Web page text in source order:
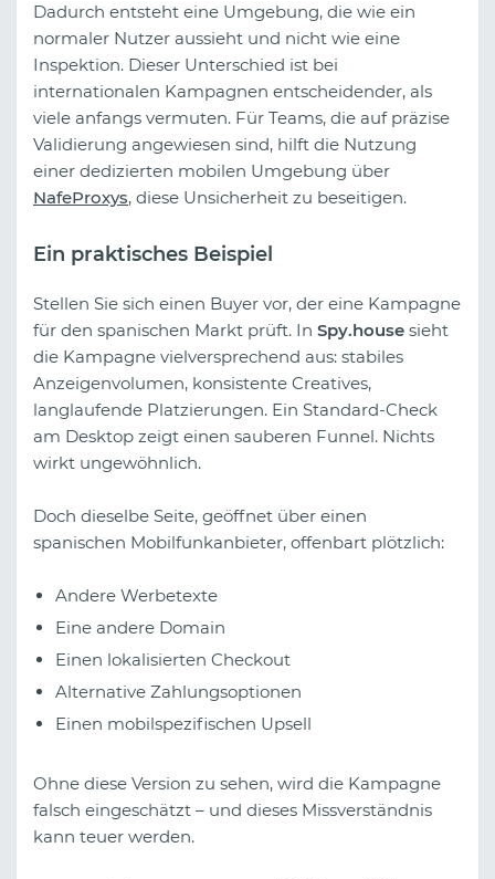
Dadurch entsteht eine Umgebung, die wie ein
normaler Nutzer aussieht und nicht wie eine
Inspektion. Dieser Unterschied ist bei
internationalen Kampagnen entscheidender, als
viele anfangs vermuten. Für Teams, die auf präzise
Validierung angewiesen sind, hilft die Nutzung
einer dedizierten mobilen Umgebung über
NafeProxys, diese Unsicherheit zu beseitigen.
Ein praktisches Beispiel
Stellen Sie sich einen Buyer vor, der eine Kampagne
für den spanischen Markt prüft. In Spy.house sieht
die Kampagne vielversprechend aus: stabiles
Anzeigenvolumen, konsistente Creatives,
langlaufende Platzierungen. Ein Standard-Check
am Desktop zeigt einen sauberen Funnel. Nichts
wirkt ungewöhnlich.
Doch dieselbe Seite, geöffnet über einen
spanischen Mobilfunkanbieter, offenbart plötzlich:
Andere Werbetexte
Eine andere Domain
Einen lokalisierten Checkout
Alternative Zahlungsoptionen
Einen mobilspezifischen Upsell
Ohne diese Version zu sehen, wird die Kampagne
falsch eingeschätzt – und dieses Missverständnis
kann teuer werden.